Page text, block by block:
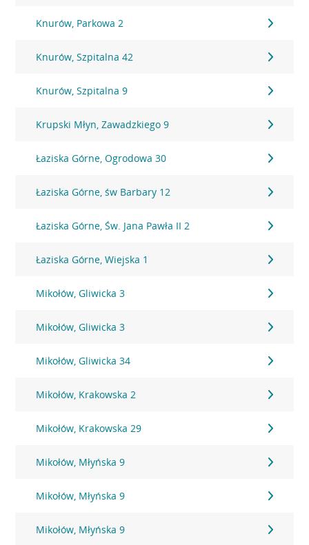
Knurów, Parkowa 2
Knurów, Szpitalna 42
Knurów, Szpitalna 9
Krupski Młyn, Zawadzkiego 9
Łaziska Górne, Ogrodowa 30
Łaziska Górne, św Barbary 12
Łaziska Górne, Św. Jana Pawła II 2
Łaziska Górne, Wiejska 1
Mikołów, Gliwicka 3
Mikołów, Gliwicka 3
Mikołów, Gliwicka 34
Mikołów, Krakowska 2
Mikołów, Krakowska 29
Mikołów, Młyńska 9
Mikołów, Młyńska 9
Mikołów, Młyńska 9